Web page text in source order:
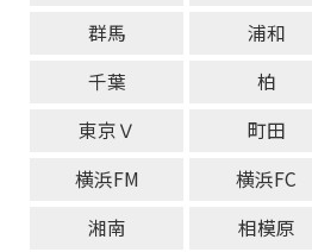
群馬
浦和
千葉
柏
東京Ｖ
町田
横浜FM
横浜FC
湘南
相模原